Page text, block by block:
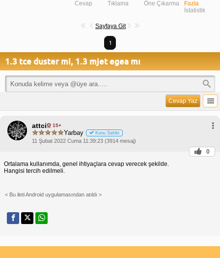
Cevap
Tıklama
Öne Çıkarma
Fazla
İstatistik
Sayfaya Git
1
1.3 tce duster mi, 1.3 mjet egea mı
Cevap Yaz
attci 15+
Yarbay Konu Sahibi
11 Şubat 2022 Cuma 11:39:23 (3914 mesaj)
0
Ortalama kullanımda, genel ihtiyaçlara cevap verecek şekilde.
Hangisi tercih edilmeli.
< Bu ileti Android uygulamasından atıldı >